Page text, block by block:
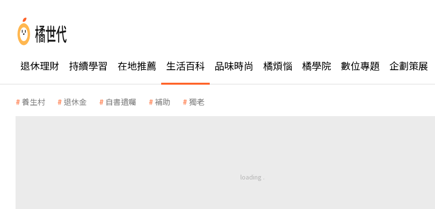
退休理財 持續學習 在地推薦 生活百科 品味時尚 橘煩惱 橘學院 數位專題 企劃策展
養生村 退休金 自書遺囑 補助 獨老